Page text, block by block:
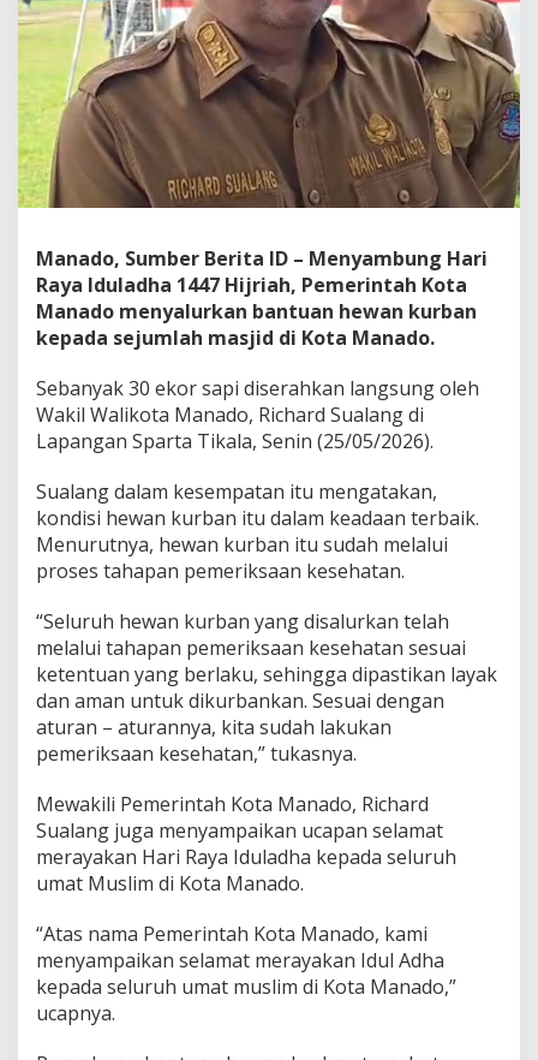
t
M
a
a
e
r
h
k
a
n
3
E
o
r
e
w
n
K
r
b
n
Manado, Sumber Berita ID – Menyambung Hari
Raya Iduladha 1447 Hijriah, Pemerintah Kota
Manado menyalurkan bantuan hewan kurban
kepada sejumlah masjid di Kota Manado.
Sebanyak 30 ekor sapi diserahkan langsung oleh
Wakil Walikota Manado, Richard Sualang di
Lapangan Sparta Tikala, Senin (25/05/2026).
Sualang dalam kesempatan itu mengatakan,
kondisi hewan kurban itu dalam keadaan terbaik.
Menurutnya, hewan kurban itu sudah melalui
proses tahapan pemeriksaan kesehatan.
“Seluruh hewan kurban yang disalurkan telah
melalui tahapan pemeriksaan kesehatan sesuai
ketentuan yang berlaku, sehingga dipastikan layak
dan aman untuk dikurbankan. Sesuai dengan
aturan – aturannya, kita sudah lakukan
pemeriksaan kesehatan,” tukasnya.
Mewakili Pemerintah Kota Manado, Richard
Sualang juga menyampaikan ucapan selamat
merayakan Hari Raya Iduladha kepada seluruh
umat Muslim di Kota Manado.
“Atas nama Pemerintah Kota Manado, kami
menyampaikan selamat merayakan Idul Adha
kepada seluruh umat muslim di Kota Manado,”
ucapnya.